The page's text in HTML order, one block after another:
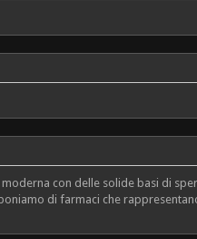
con delle solide basi di
di farmaci che